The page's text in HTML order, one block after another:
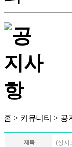
홈 > 커뮤니티 > 공
제목 (상시